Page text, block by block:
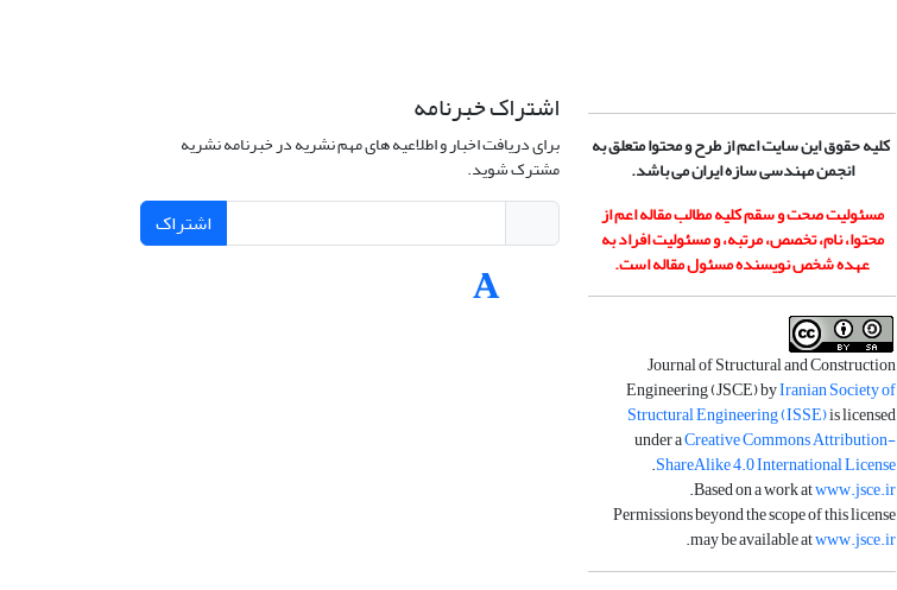
کلیه حقوق این سایت اعم از طرح و محتوا متعلق به
انجمن مهندسی سازه ایران می باشد.
مسئولیت صحت و سقم کلیه مطالب مقاله اعم از
محتوا، نام، تخصص، مرتبه، و مسئولیت افراد به
عهده شخص نویسنده مسئول مقاله است.
Journal of Structural and Construction
Engineering (JSCE) byIranian Society of
Structural Engineering (ISSE)is licensed
under aCreative Commons Attribution-
ShareAlike 4.0 International License
.
Based on a work atwww.jsce.ir
.
Permissions beyond the scope of this license
may be available atwww.jsce.ir
.
اشتراک خبرنامه
برای دریافت اخبار و اطلاعیه های مهم نشریه در خبرنامه نشریه
مشترک شوید.
اشتراک